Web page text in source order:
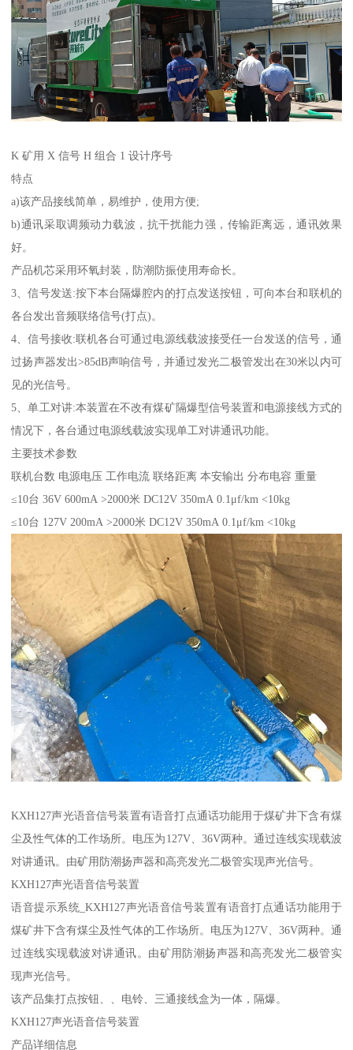
K 矿用 X 信号 H 组合 1 设计序号
特点
a)该产品接线简单，易维护，使用方便;
b)通讯采取调频动力载波，抗干扰能力强，传输距离远，通讯效果
好。
产品机芯采用环氧封装，防潮防振使用寿命长。
3、信号发送:按下本台隔爆腔内的打点发送按钮，可向本台和联机的
各台发出音频联络信号(打点)。
4、信号接收:联机各台可通过电源线载波接受任一台发送的信号，通
过扬声器发出>85dB声响信号，并通过发光二极管发出在30米以内可
见的光信号。
5、单工对讲:本装置在不改有煤矿隔爆型信号装置和电源接线方式的
情况下，各台通过电源线载波实现单工对讲通讯功能。
主要技术参数
联机台数 电源电压 工作电流 联络距离 本安输出 分布电容 重量
≤10台 36V 600mA >2000米 DC12V 350mA 0.1μf/km <10kg
≤10台 127V 200mA >2000米 DC12V 350mA 0.1μf/km <10kg
KXH127声光语音信号装置有语音打点通话功能用于煤矿井下含有煤
尘及性气体的工作场所。电压为127V、36V两种。通过连线实现载波
对讲通讯。由矿用防潮扬声器和高亮发光二极管实现声光信号。
KXH127声光语音信号装置
语音提示系统_KXH127声光语音信号装置有语音打点通话功能用于
煤矿井下含有煤尘及性气体的工作场所。电压为127V、36V两种。通
过连线实现载波对讲通讯。由矿用防潮扬声器和高亮发光二极管实
现声光信号。
该产品集打点按钮、、电铃、三通接线盒为一体，隔爆。
KXH127声光语音信号装置
产品详细信息